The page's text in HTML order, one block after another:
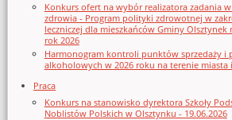
Konkurs ofert na wybór realizatora zadania
zdrowia - Program polityki zdrowotnej w
leczniczej dla mieszkańców Gminy Olsztynek
rok 2026
Harmonogram kontroli punktów sprzedaży i
alkoholowych w 2026 roku na terenie miasta
Praca
Konkurs na stanowisko dyrektora Szkoły
Noblistów Polskich w Olsztynku - 19.06.2026